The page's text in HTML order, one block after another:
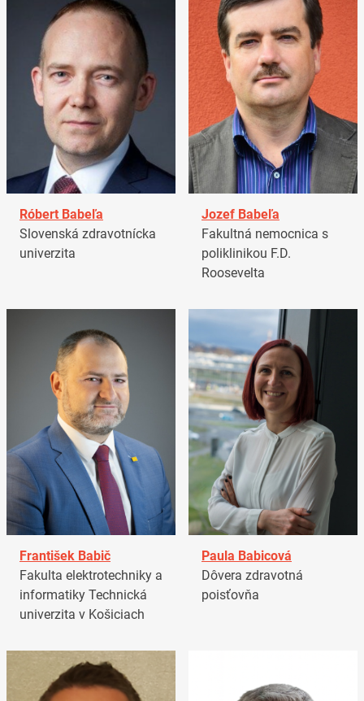
Róbert Babeľa
Slovenská zdravotnícka
univerzita
Jozef Babeľa
Fakultná nemocnica s
poliklinikou F.D.
Roosevelta
František Babič
Fakulta elektrotechniky a
informatiky Technická
univerzita v Košiciach
Paula Babicová
Dôvera zdravotná
poisťovňa